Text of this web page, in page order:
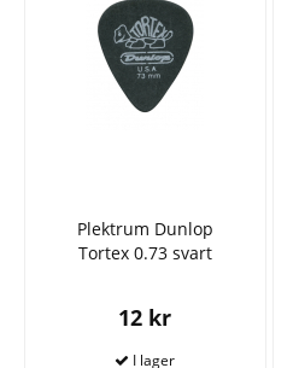
Plektrum Dunlop
Tortex 0.73 svart
12 kr